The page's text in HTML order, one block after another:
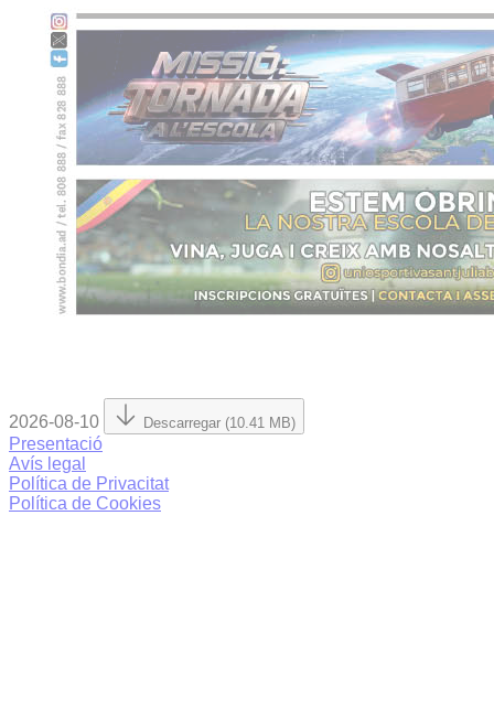
2026-08-10 Descarregar (10.41 MB)
Presentació
Avís legal
Política de Privacitat
Política de Cookies